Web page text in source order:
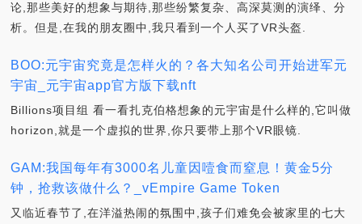
论,那些美好的想象与期待,那些纷繁复杂、高深莫测的演绎、分
析。但是,在我的朋友圈中,我只看到一个人买了VR头盔.
BOO:元宇宙究竟是怎样火的？各大知名公司开始进军元
宇宙_元宇宙app官方版下载nft
Billions项目组 看一看扎克伯格想象的元宇宙是什么样的,它叫做
horizon,就是一个虚拟的世界,你只要带上那个VR眼镜.
GAM:我国每年有3000名儿童因噎食而窒息！黄金5分
钟，抢救该做什么？_vEmpire Game Token
又临近春节了,在洋溢热闹的氛围中,孩子们难免会被家里的七大